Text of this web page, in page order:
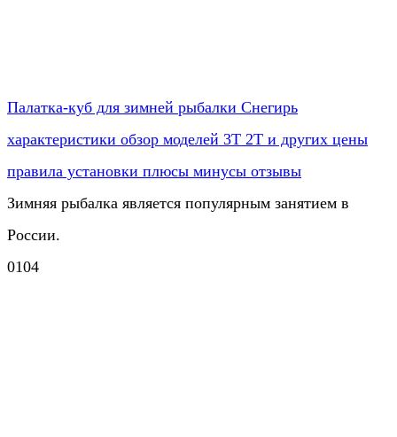
Палатка-куб для зимней рыбалки Снегирь
характеристики обзор моделей 3Т 2Т и других цены
правила установки плюсы минусы отзывы
Зимняя рыбалка является популярным занятием в
России.
0104